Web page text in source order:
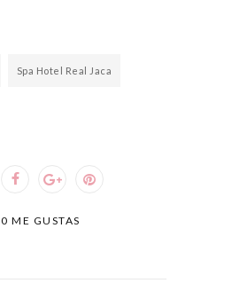
Spa Hotel Real Jaca
0 ME GUSTAS